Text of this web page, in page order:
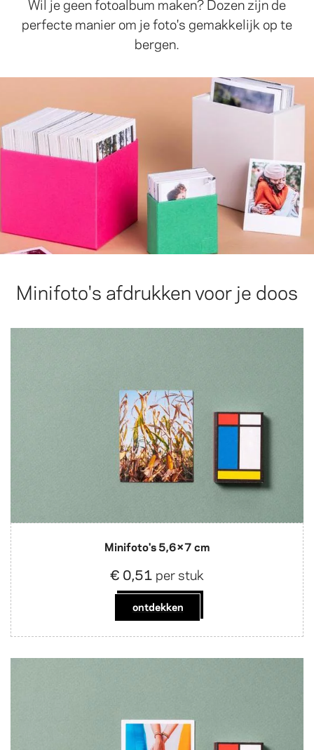
perfecte manier om je foto's gemakkelijk op te
bergen.
Minifoto's afdrukken voor je doos
Minifoto's 5,6×7 cm
€ 0,51 per stuk
ontdekken